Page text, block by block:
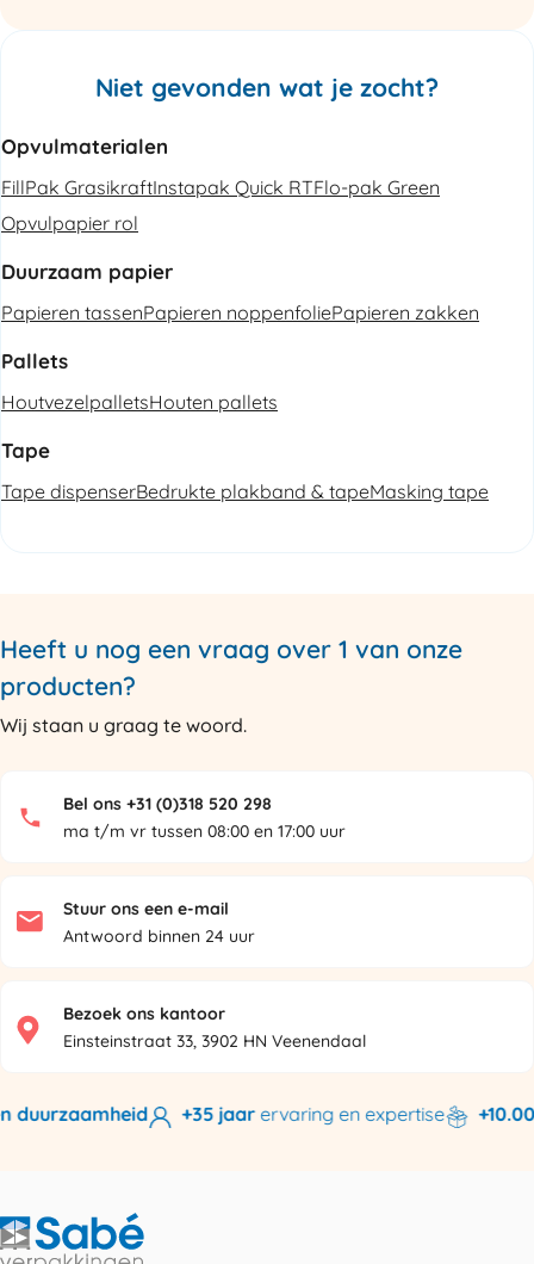
Niet gevonden wat je zocht?
Opvulmaterialen
FillPak GrasikraftInstapak Quick RTFlo-pak Green
Opvulpapier rol
Duurzaam papier
Papieren tassenPapieren noppenfoliePapieren zakken
Pallets
HoutvezelpalletsHouten pallets
Tape
Tape dispenserBedrukte plakband & tapeMasking tape
Heeft u nog een vraag over 1 van onze
producten?
Wij staan u graag te woord.
Bel ons +31 (0)318 520 298
ma t/m vr tussen 08:00 en 17:00 uur
Stuur ons een e-mail
Antwoord binnen 24 uur
Bezoek ons kantoor
Einsteinstraat 33, 3902 HN Veenendaal
+35 jaarervaring en expertise